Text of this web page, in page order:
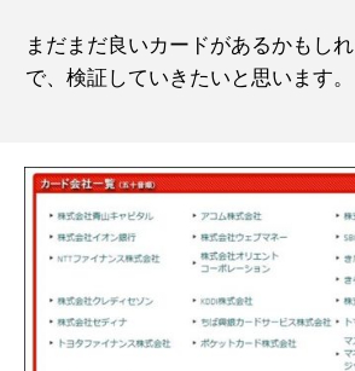
まだまだ良いカードがあるかもし
で、検証していきたいと思います。